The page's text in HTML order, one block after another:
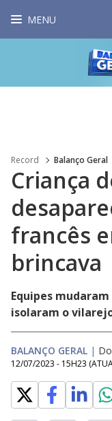
MENU
Record Balanço Geral
Criança
francês
brincava
Equipes
isolaram o
BALANÇO GERAL |
12/07/2023 - 15H23